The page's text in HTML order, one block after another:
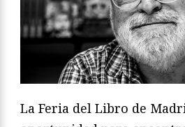
La Feria del Libro de